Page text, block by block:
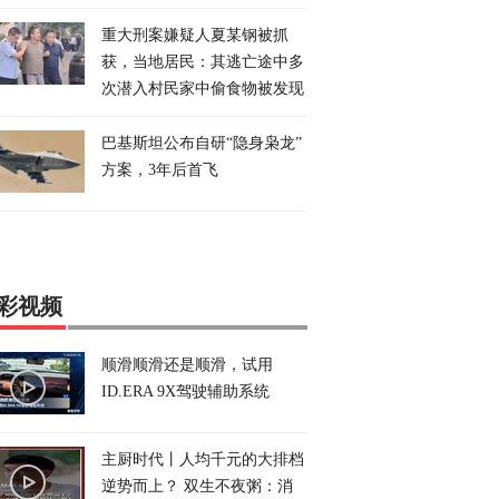
重大刑案嫌疑人夏某钢被抓
获，当地居民：其逃亡途中多
次潜入村民家中偷食物被发现
巴基斯坦公布自研“隐身枭龙”
方案，3年后首飞
视频
顺滑顺滑还是顺滑，试用
ID.ERA 9X驾驶辅助系统
主厨时代丨人均千元的大排档
逆势而上？ 双生不夜粥：消